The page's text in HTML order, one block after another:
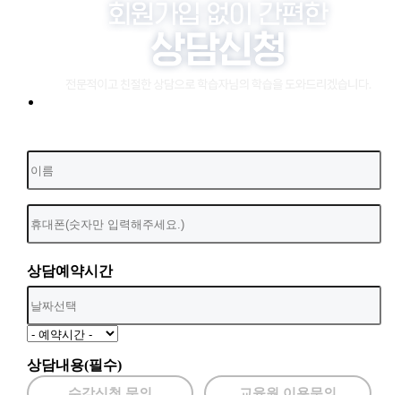
상담예약시간
상담내용(필수)